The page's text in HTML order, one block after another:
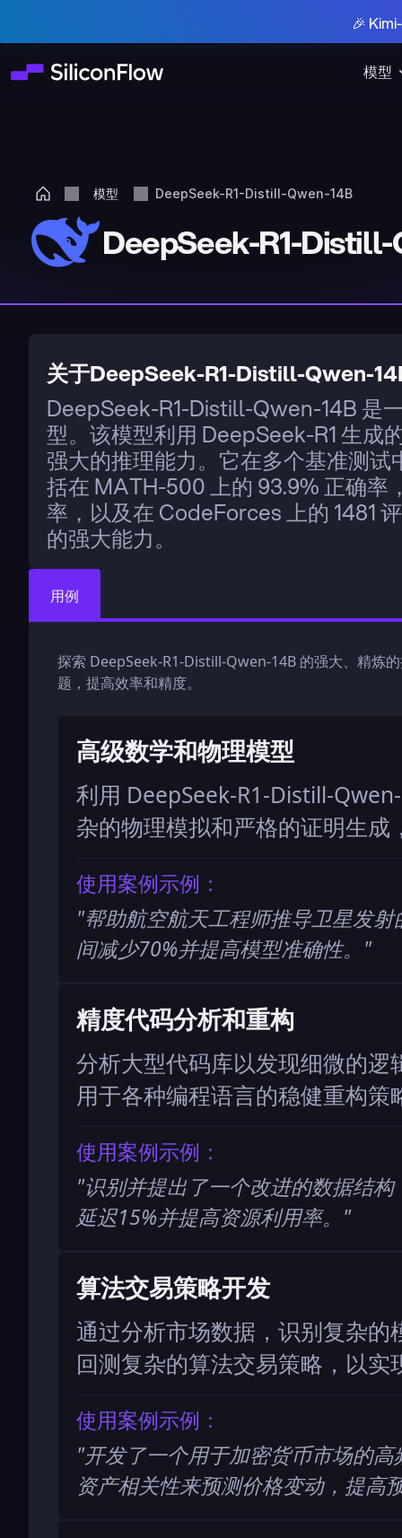
模型
🎉
模型 DeepSeek-R1-Distill-Qwen-14B
DeepSeek-R1-
关于DeepSeek-R1-Distill-Qwen-
DeepSeek-R1-Distill-Qwen-14B 是
型。该模型利用 DeepSeek-R1 生成
强大的推理能力。它在多个基准测
括在 MATH-500 上的 93.9% 正确率
率，以及在 CodeForces 上的 1481
的强大能力。
用例
探索 DeepSeek-R1-Distill-Qwen-14B 的强大、精炼
题，提高效率和精度。
高级数学和物理模型
利用 DeepSeek-R1-Distill-
杂的物理模拟和严格的证明生成
使用案例示例：
"帮助航空航天工程师推导卫星发
间减少70%并提高模型准确性。 "
精度代码分析和重构
分析大型代码库以发现细微的
用于各种编程语言的稳健重构策
使用案例示例：
"识别并提出了一个改进的数据结
延迟15%并提高资源利用率。 "
算法交易策略开发
通过分析市场数据，识别复杂
回测复杂的算法交易策略，以实
使用案例示例：
"开发了一个用于加密货币市场的
资产相关性来预测价格变动，提高